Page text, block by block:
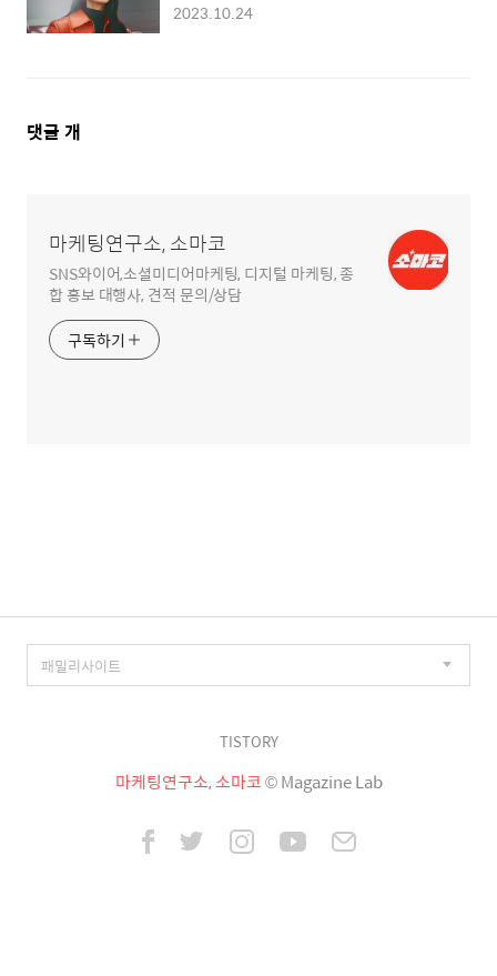
2023.10.24
댓
댓글 개
마케팅연구소, 소마코
SNS와이어,소셜미디어마케팅, 디지털 마케팅, 종
합 홍보 대행사, 견적 문의/상담
구독하기
TISTORY
마케팅연구소, 소마코© Magazine Lab